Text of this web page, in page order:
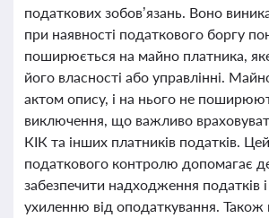
податкових зобов’язань. Воно
при наявності податкового боргу
поширюється на майно платника,
його власності або управлінні.
актом опису, і на нього не
виключення, що важливо
КІК та інших платників податків.
податкового контролю допомагає
забезпечити надходження податків і
ухиленню від оподаткування.